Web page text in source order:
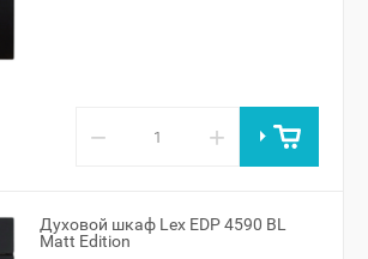
− +
Духовой шкаф Lex EDP 4590 BL
Matt Edition